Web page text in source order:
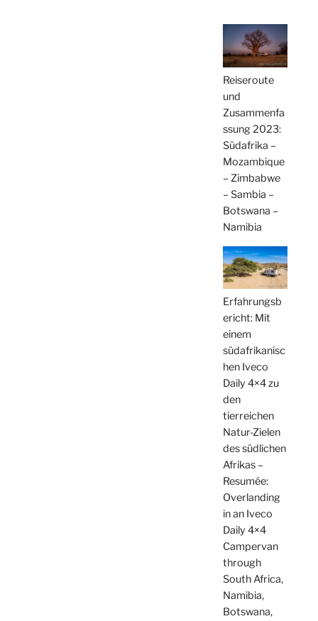
Reiseroute
und
Zusammenfa
ssung 2023:
Südafrika –
Mozambique
– Zimbabwe
– Sambia –
Botswana –
Namibia
Erfahrungsb
ericht: Mit
einem
südafrikanisc
hen Iveco
Daily 4×4 zu
den
tierreichen
Natur-Zielen
des südlichen
Afrikas –
Resumée:
Overlanding
in an Iveco
Daily 4×4
Campervan
through
South Africa,
Namibia,
Botswana,